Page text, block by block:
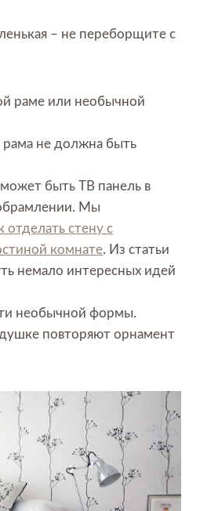
– не переборщите с
раме или необычной
рама не должна быть
быть ТВ панель в
Мы
отделать стену с
комнате. Из статьи
немало интересных идей
необычной формы.
повторяют орнамент